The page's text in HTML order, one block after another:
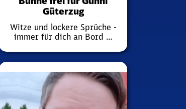
Güterzug
Witze und lockere Sprüche -
immer für dich an Bord ...